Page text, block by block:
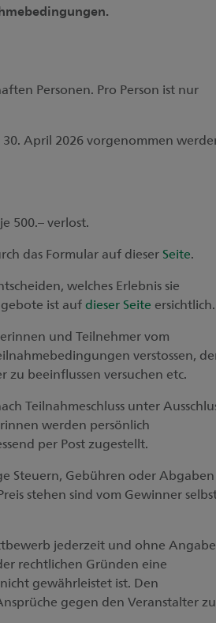
Personen. Pro Person ist nur
April 2026 vorgenommen
500.– verlost.
das Formular auf dieser Seite.
welches Erlebnis sie
ist aufdieser Seite
und Teilnehmer vom
verstossen,
zu beeinflussen versuchen etc.
Teilnahmeschluss unter
werden persönlich
per Post zugestellt.
Steuern, Gebühren oder Abgaben
stehen sind vom Gewinner
jederzeit und ohne Angabe
rechtlichen Gründen eine
gewährleistet ist. Den
gegen den Veranstalter